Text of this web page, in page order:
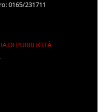
0165/231711
DI PUBBLICITÀ